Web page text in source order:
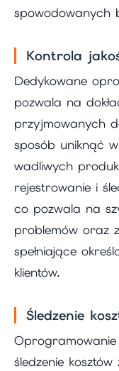
spowodowanych
Kontrola
Dedykowane
pozwala na
przyjmowanych
sposób uniknąć
wadliwych
rejestrowanie i
co pozwala na
problemów oraz
spełniające
klientów.
Śledzenie
śledzenie